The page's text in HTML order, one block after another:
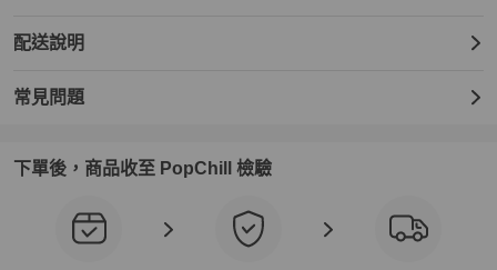
配送說明
常見問題
下單後，商品收至 PopChill 檢驗